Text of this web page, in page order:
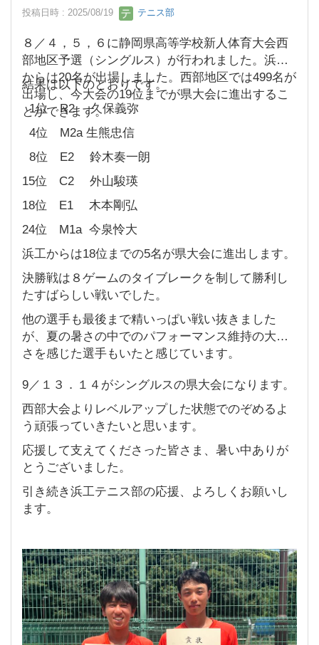
投稿日時 : 2025/08/19 テニス部
８／４，５，６に静岡県高等学校新人体育大会西
部地区予選（シングルス）が行われました。浜工
からは20名が出場しました。西部地区では499名が
出場し、今大会の19位までが県大会に進出するこ
とができます。
結果は以下のとおりです。
1位 R2 久保義弥
4位 M2a 生熊忠信
8位 E2 鈴木奏一朗
15位 C2 外山駿瑛
18位 E1 木本剛弘
24位 M1a 今泉怜大
浜工からは18位までの5名が県大会に進出します。
決勝戦は８ゲームのタイブレークを制して勝利し
たすばらしい戦いでした。
他の選手も最後まで精いっぱい戦い抜きました
が、夏の暑さの中でのパフォーマンス維持の大変
さを感じた選手もいたと感じています。
9／１３．１４がシングルスの県大会になります。
西部大会よりレベルアップした状態でのぞめるよ
う頑張っていきたいと思います。
応援して支えてくださった皆さま、暑い中ありが
とうございました。
引き続き浜工テニス部の応援、よろしくお願いし
ます。